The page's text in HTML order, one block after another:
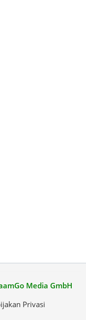
Media GmbH
Privasi